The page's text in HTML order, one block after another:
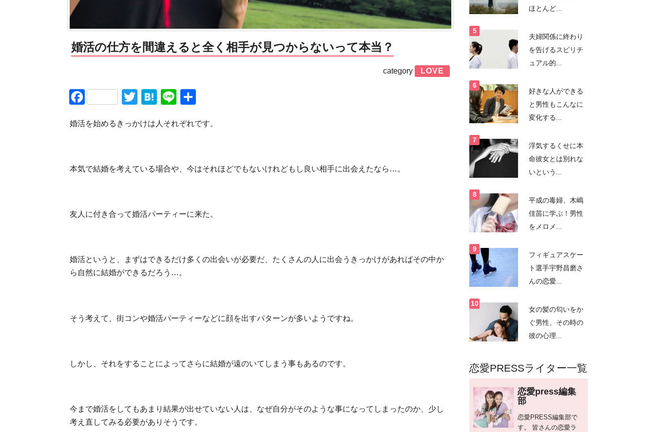
婚活の仕方を間違えると全く相手が見つからないって本当？
category LOVE
FacebookTwitterHatena
Line
婚活を始めるきっかけは人それぞれです。
本気で結婚を考えている場合や、今はそれほどでもないけれどもし良い相手に出会えたなら…。
友人に付き合って婚活パーティーに来た。
婚活というと、まずはできるだけ多くの出会いが必要だ、たくさんの人に出会うきっかけがあればその中か
ら自然に結婚ができるだろう…。
そう考えて、街コンや婚活パーティーなどに顔を出すパターンが多いようですね。
しかし、それをすることによってさらに結婚が遠のいてしまう事もあるのです。
今まで婚活をしてもあまり結果が出せていない人は、なぜ自分がそのような事になってしまったのか、少し
考え直してみる必要がありそうです。
ほとんど...
夫婦関係に終わり
を告げるスピリチ
ュアル的...
好きな人ができる
と男性もこんなに
変化する...
浮気するくせに本
命彼女とは別れな
いという...
平成の毒婦、木嶋
佳苗に学ぶ！男性
をメロメ...
フィギュアスケー
ト選手宇野昌磨さ
んの恋愛...
女の髪の匂いをか
ぐ男性、その時の
彼の心理...
恋愛PRESSライター一覧
恋愛press編集
部
恋愛PRESS編集部で
す。 皆さんの恋愛ラ